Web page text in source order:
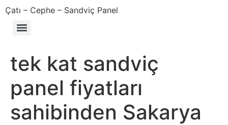
Çatı – Cephe – Sandviç Panel
tek kat sandviç
panel fiyatları
sahibinden Sakarya